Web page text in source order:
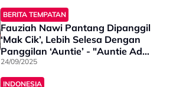
BERITA TEMPATAN
Fauziah Nawi Pantang Dipanggil
‘Mak Cik’, Lebih Selesa Dengan
Panggilan ‘Auntie’ - "Auntie Ada
Style, Mak Cik Pula..."
24/09/2025
INDONESIA